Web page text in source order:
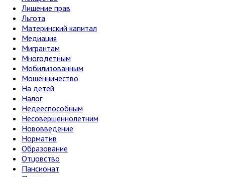
Лишение прав
Льгота
Материнский капитал
Медиация
Мигрантам
Многодетным
Мобилизованным
Мошенничество
На детей
Налог
Недееспособным
Несовершеннолетним
Нововведение
Норматив
Образование
Отцовство
Пансионат